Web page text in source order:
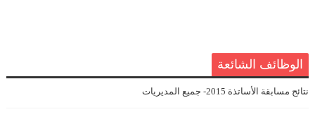
الوظائف الشائعة
نتائج مسابقة الأساتذة 2015- جميع المديريات